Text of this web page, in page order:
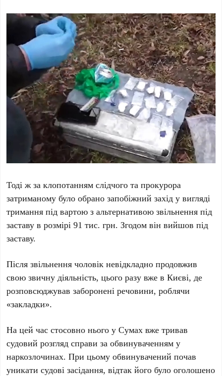
Тоді ж за клопотанням слідчого та прокурора
затриманому було обрано запобіжний захід у вигляді
тримання під вартою з альтернативою звільнення під
заставу в розмірі 91 тис. грн. Згодом він вийшов під
заставу.
Після звільнення чоловік невідкладно продовжив
свою звичну діяльність, цього разу вже в Києві, де
розповсюджував заборонені речовини, роблячи
«закладки».
На цей час стосовно нього у Сумах вже тривав
судовий розгляд справи за обвинуваченням у
наркозлочинах. При цьому обвинувачений почав
уникати судові засідання, відтак його було оголошено